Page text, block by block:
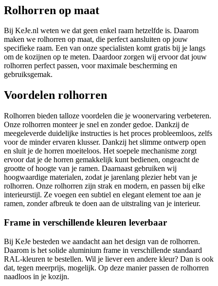
Rolhorren op maat
Bij KeJe.nl weten we dat geen enkel raam hetzelfde is. Daarom
maken we rolhorren op maat, die perfect aansluiten op jouw
specifieke raam. Een van onze specialisten komt gratis bij je langs
om de kozijnen op te meten. Daardoor zorgen wij ervoor dat jouw
rolhorren perfect passen, voor maximale bescherming en
gebruiksgemak.
Voordelen rolhorren
Rolhorren bieden talloze voordelen die je woonervaring verbeteren.
Onze rolhorren monteer je snel en zonder gedoe. Dankzij de
meegeleverde duidelijke instructies is het proces probleemloos, zelfs
voor de minder ervaren klusser. Dankzij het slimme ontwerp open
en sluit je de horren moeiteloos. Het soepele mechanisme zorgt
ervoor dat je de horren gemakkelijk kunt bedienen, ongeacht de
grootte of hoogte van je ramen. Daarnaast gebruiken wij
hoogwaardige materialen, zodat je jarenlang plezier hebt van je
rolhorren. Onze rolhorren zijn strak en modern, en passen bij elke
interieurstijl. Ze voegen een subtiel en elegant element toe aan je
ramen, zonder afbreuk te doen aan de uitstraling van je interieur.
Frame in verschillende kleuren leverbaar
Bij KeJe besteden we aandacht aan het design van de rolhorren.
Daarom is het solide aluminium frame in verschillende standaard
RAL-kleuren te bestellen. Wil je liever een andere kleur? Dan is ook
dat, tegen meerprijs, mogelijk. Op deze manier passen de rolhorren
naadloos in je kozijn.